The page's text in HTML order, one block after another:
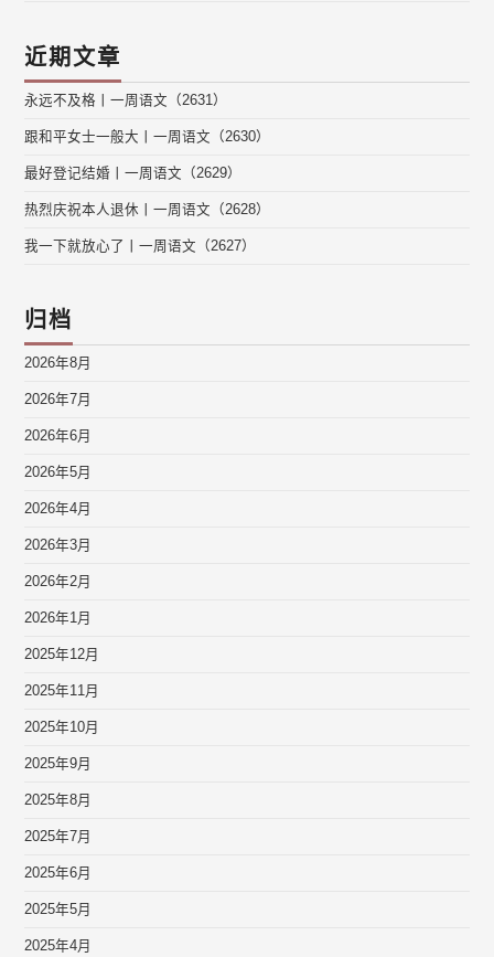
近期文章
永远不及格丨一周语文（2631）
跟和平女士一般大丨一周语文（2630）
最好登记结婚丨一周语文（2629）
热烈庆祝本人退休丨一周语文（2628）
我一下就放心了丨一周语文（2627）
归档
2026年8月
2026年7月
2026年6月
2026年5月
2026年4月
2026年3月
2026年2月
2026年1月
2025年12月
2025年11月
2025年10月
2025年9月
2025年8月
2025年7月
2025年6月
2025年5月
2025年4月